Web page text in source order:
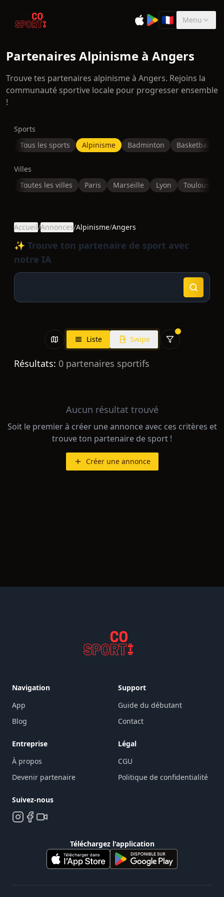
🇫🇷Sélectionner la
Menu
Partenaires Alpinisme à Angers
Trouve tes partenaires alpinisme à Angers. Rejoins la
communauté sportive locale pour progresser ensemble
!
Sports
Tous les sports
Alpinisme Badminton Basketball
Villes
Toutes les villes
Paris Marseille Lyon Toulouse
Accueil/Annonces/Alpinisme/Angers
✨ Trouve ton partenaire de sport avec
notre IA
Liste Swipe
Résultats: 0 partenaires sportifs
Aucun résultat trouvé
Soit le premier à créer une annonce avec ces critères et
trouve ton partenaire de sport !
Créer une annonce
Navigation
App
Blog
Support
Guide du débutant
Contact
Entreprise
À propos
Devenir partenaire
Légal
CGU
Politique de confidentialité
Suivez-nous
Téléchargez l'application